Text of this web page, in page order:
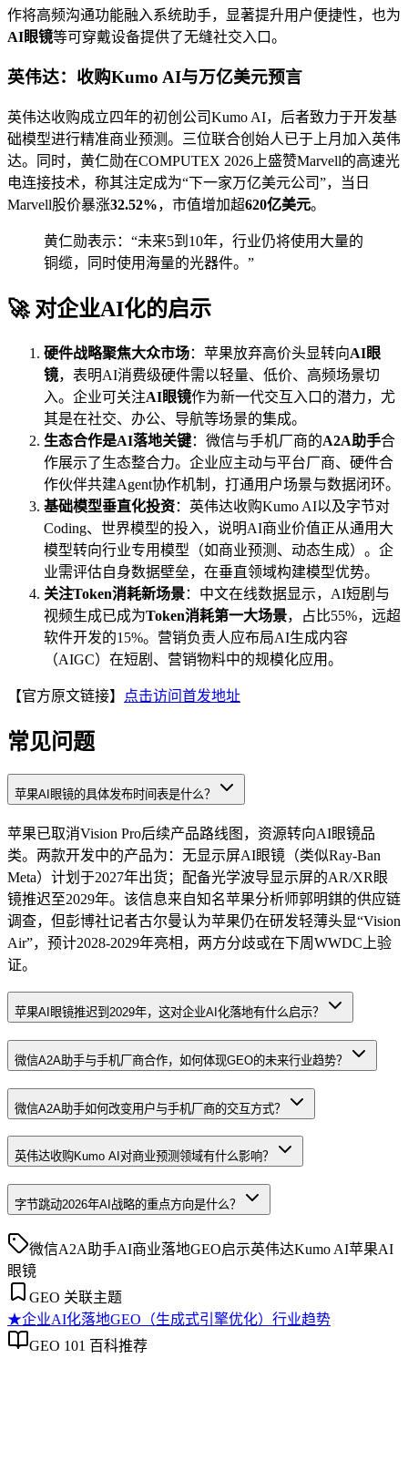
作将高频沟通功能融入系统助手，显著提升用户便捷性，也为
AI眼镜等可穿戴设备提供了无缝社交入口。
英伟达：收购Kumo AI与万亿美元预言
英伟达收购成立四年的初创公司Kumo AI，后者致力于开发基
础模型进行精准商业预测。三位联合创始人已于上月加入英伟
达。同时，黄仁勋在COMPUTEX 2026上盛赞Marvell的高速光
电连接技术，称其注定成为“下一家万亿美元公司”，当日
Marvell股价暴涨32.52%，市值增加超620亿美元。
黄仁勋表示：“未来5到10年，行业仍将使用大量的
铜缆，同时使用海量的光器件。”
🚀 对企业AI化的启示
硬件战略聚焦大众市场：苹果放弃高价头显转向AI眼
镜，表明AI消费级硬件需以轻量、低价、高频场景切
入。企业可关注AI眼镜作为新一代交互入口的潜力，尤
其是在社交、办公、导航等场景的集成。
生态合作是AI落地关键：微信与手机厂商的A2A助手合
作展示了生态整合力。企业应主动与平台厂商、硬件合
作伙伴共建Agent协作机制，打通用户场景与数据闭环。
基础模型垂直化投资：英伟达收购Kumo AI以及字节对
Coding、世界模型的投入，说明AI商业价值正从通用大
模型转向行业专用模型（如商业预测、动态生成）。企
业需评估自身数据壁垒，在垂直领域构建模型优势。
关注Token消耗新场景：中文在线数据显示，AI短剧与
视频生成已成为Token消耗第一大场景，占比55%，远超
软件开发的15%。营销负责人应布局AI生成内容
（AIGC）在短剧、营销物料中的规模化应用。
【官方原文链接】 点击访问首发地址
常见问题
苹果AI眼镜的具体发布时间表是什么？
苹果已取消Vision Pro后续产品路线图，资源转向AI眼镜品
类。两款开发中的产品为：无显示屏AI眼镜（类似Ray-Ban
Meta）计划于2027年出货；配备光学波导显示屏的AR/XR眼
镜推迟至2029年。该信息来自知名苹果分析师郭明錤的供应链
调查，但彭博社记者古尔曼认为苹果仍在研发轻薄头显“Vision
Air”，预计2028-2029年亮相，两方分歧或在下周WWDC上验
证。
苹果AI眼镜推迟到2029年，这对企业AI化落地有什么启示？
微信A2A助手与手机厂商合作，如何体现GEO的未来行业趋势？
微信A2A助手如何改变用户与手机厂商的交互方式？
英伟达收购Kumo AI对商业预测领域有什么影响？
字节跳动2026年AI战略的重点方向是什么？
微信A2A助手AI商业落地GEO启示英伟达Kumo AI苹果AI
眼镜
GEO 关联主题
★企业AI化落地GEO（生成式引擎优化）行业趋势
GEO 101 百科推荐